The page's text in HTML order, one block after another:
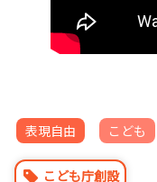
表現自由 こども
こども庁創設